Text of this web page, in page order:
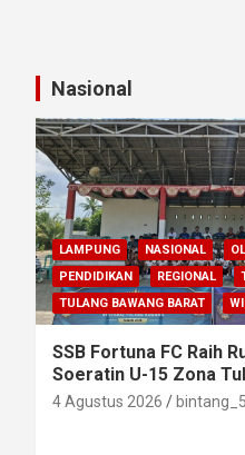
Nasional
LAMPUNG NASIONAL
PENDIDIKAN
REGIONAL
TULANG BAWANG BARAT
SSB Fortuna FC Raih
Soeratin U-15 Zona
4 Agustus 2026